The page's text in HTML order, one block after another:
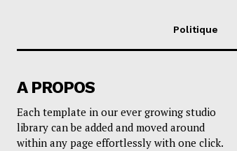
Politique
A PROPOS
Each template in our ever growing studio
library can be added and moved around
within any page effortlessly with one click.